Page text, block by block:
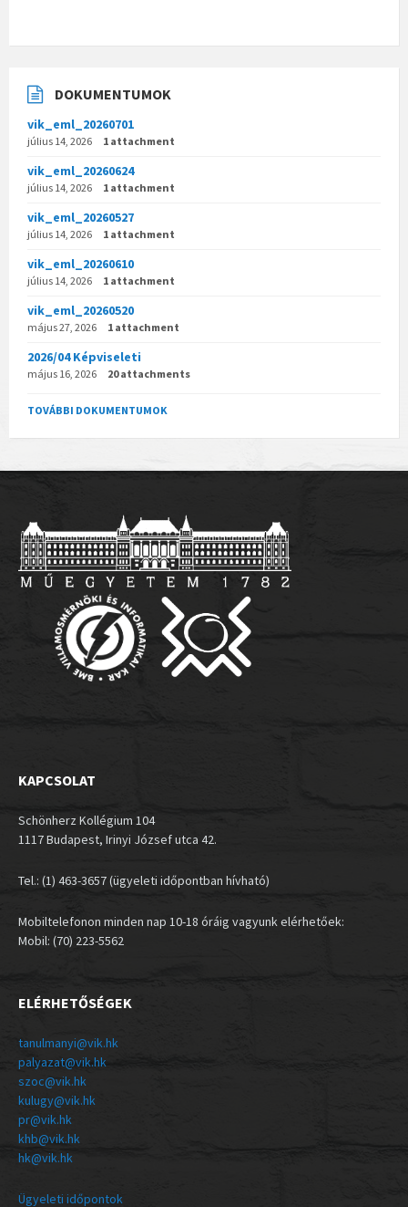
DOKUMENTUMOK
vik_eml_20260701
július 14, 2026 1 attachment
vik_eml_20260624
július 14, 2026 1 attachment
vik_eml_20260527
július 14, 2026 1 attachment
vik_eml_20260610
július 14, 2026 1 attachment
vik_eml_20260520
május 27, 2026 1 attachment
2026/04 Képviseleti
május 16, 2026 20 attachments
TOVÁBBI DOKUMENTUMOK
KAPCSOLAT
Schönherz Kollégium 104
1117 Budapest, Irinyi József utca 42.
Tel.: (1) 463-3657 (ügyeleti időpontban hívható)
Mobiltelefonon minden nap 10-18 óráig vagyunk elérhetőek:
Mobil: (70) 223-5562
ELÉRHETŐSÉGEK
tanulmanyi@vik.hk
palyazat@vik.hk
szoc@vik.hk
kulugy@vik.hk
pr@vik.hk
khb@vik.hk
hk@vik.hk
Ügyeleti időpontok